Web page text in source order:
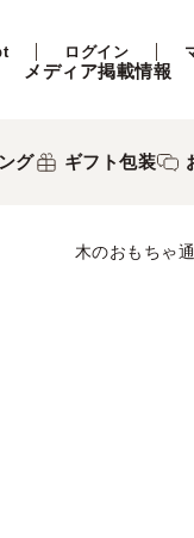
ログイン
メディア掲載情報
グ ギフト包装
木のおもちゃ